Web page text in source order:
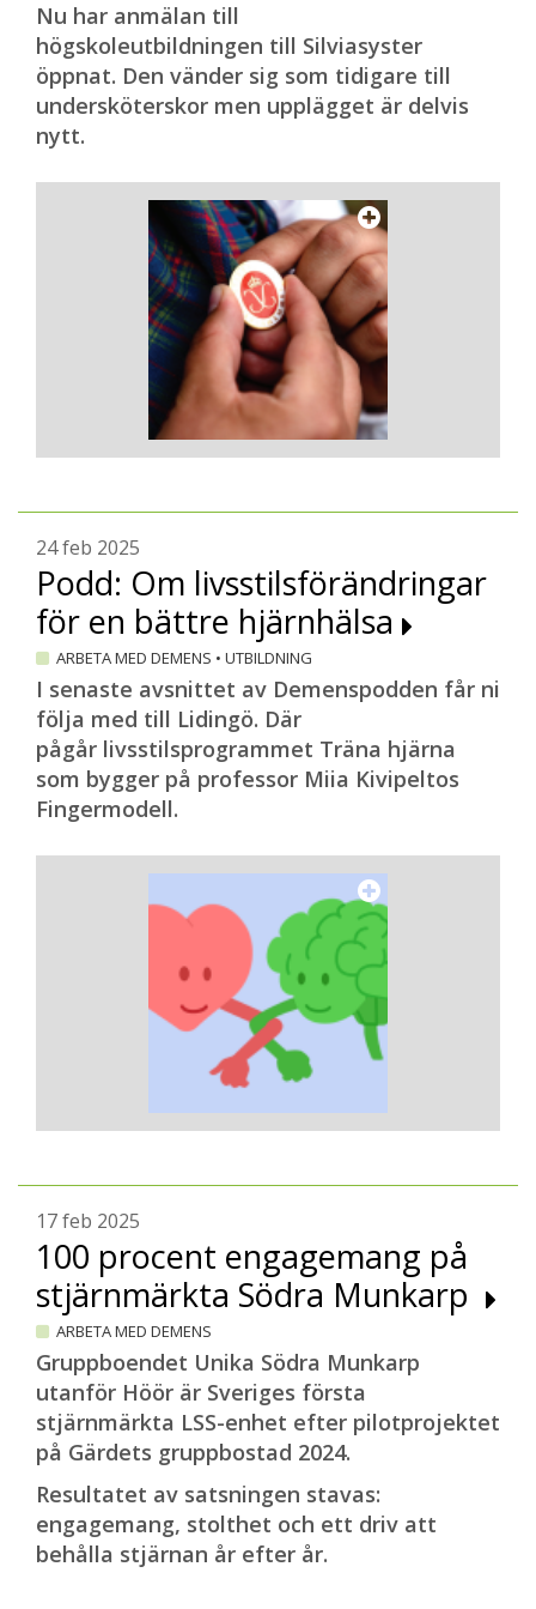
Nu har anmälan till
högskoleutbildningen till Silviasyster
öppnat. Den vänder sig som tidigare till
undersköterskor men upplägget är delvis
nytt.
24 feb 2025
Podd: Om livsstilsförändringar
för en bättre hjärnhälsa
ARBETA MED DEMENS • UTBILDNING
I senaste avsnittet av Demenspodden får ni
följa med till Lidingö. Där
pågår livsstilsprogrammet Träna hjärna
som bygger på professor Miia Kivipeltos
Fingermodell.
17 feb 2025
100 procent engagemang på
stjärnmärkta Södra Munkarp
ARBETA MED DEMENS
Gruppboendet Unika Södra Munkarp
utanför Höör är Sveriges första
stjärnmärkta LSS-enhet efter pilotprojektet
på Gärdets gruppbostad 2024.
Resultatet av satsningen stavas:
engagemang, stolthet och ett driv att
behålla stjärnan år efter år.